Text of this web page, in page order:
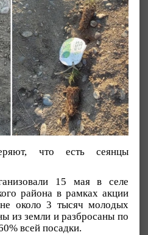
что есть сеянцы
15 мая в селе
района в рамках акции
около 3 тысяч молодых
из земли и разбросаны по
всей посадки.